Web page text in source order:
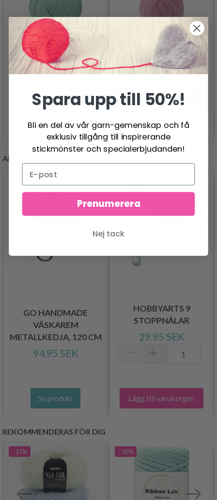
LINDEHOBBY VIBRANT
LUX 100G
Se produkt
LINDEHOBBY VIVID
LUX
21.95 SEK
Erbjudandet upphör
31/08/2026
Se produkt
ANDRA KUNDER KÖPTE
GO HANDMADE
VÄSKAREM
METALLKEDJA, 120 CM
94.95 SEK
Se produkt
HOBBYARTS 9
STOPPNÅLAR
29.95 SEK
Lägg till varukorgen
REKOMMENDERAS FÖR DIG
- 13% - 50%
Spara upp till 50%!
Bli en del av vår garn-gemenskap och få
exklusiv tillgång till inspirerande
stickmönster och specialerbjudanden!
Prenumerera
Nej tack